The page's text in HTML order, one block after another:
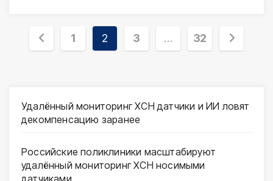
Пагинация
1 2 3 … 32
Удалённый мониторинг ХСН датчики и ИИ ловят
декомпенсацию заранее
Российские поликлиники масштабируют
удалённый мониторинг ХСН носимыми